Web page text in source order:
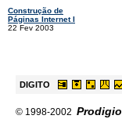
Construção de
Páginas Internet I
22 Fev 2003
DIGITO
© 1998-2002 Prodigio